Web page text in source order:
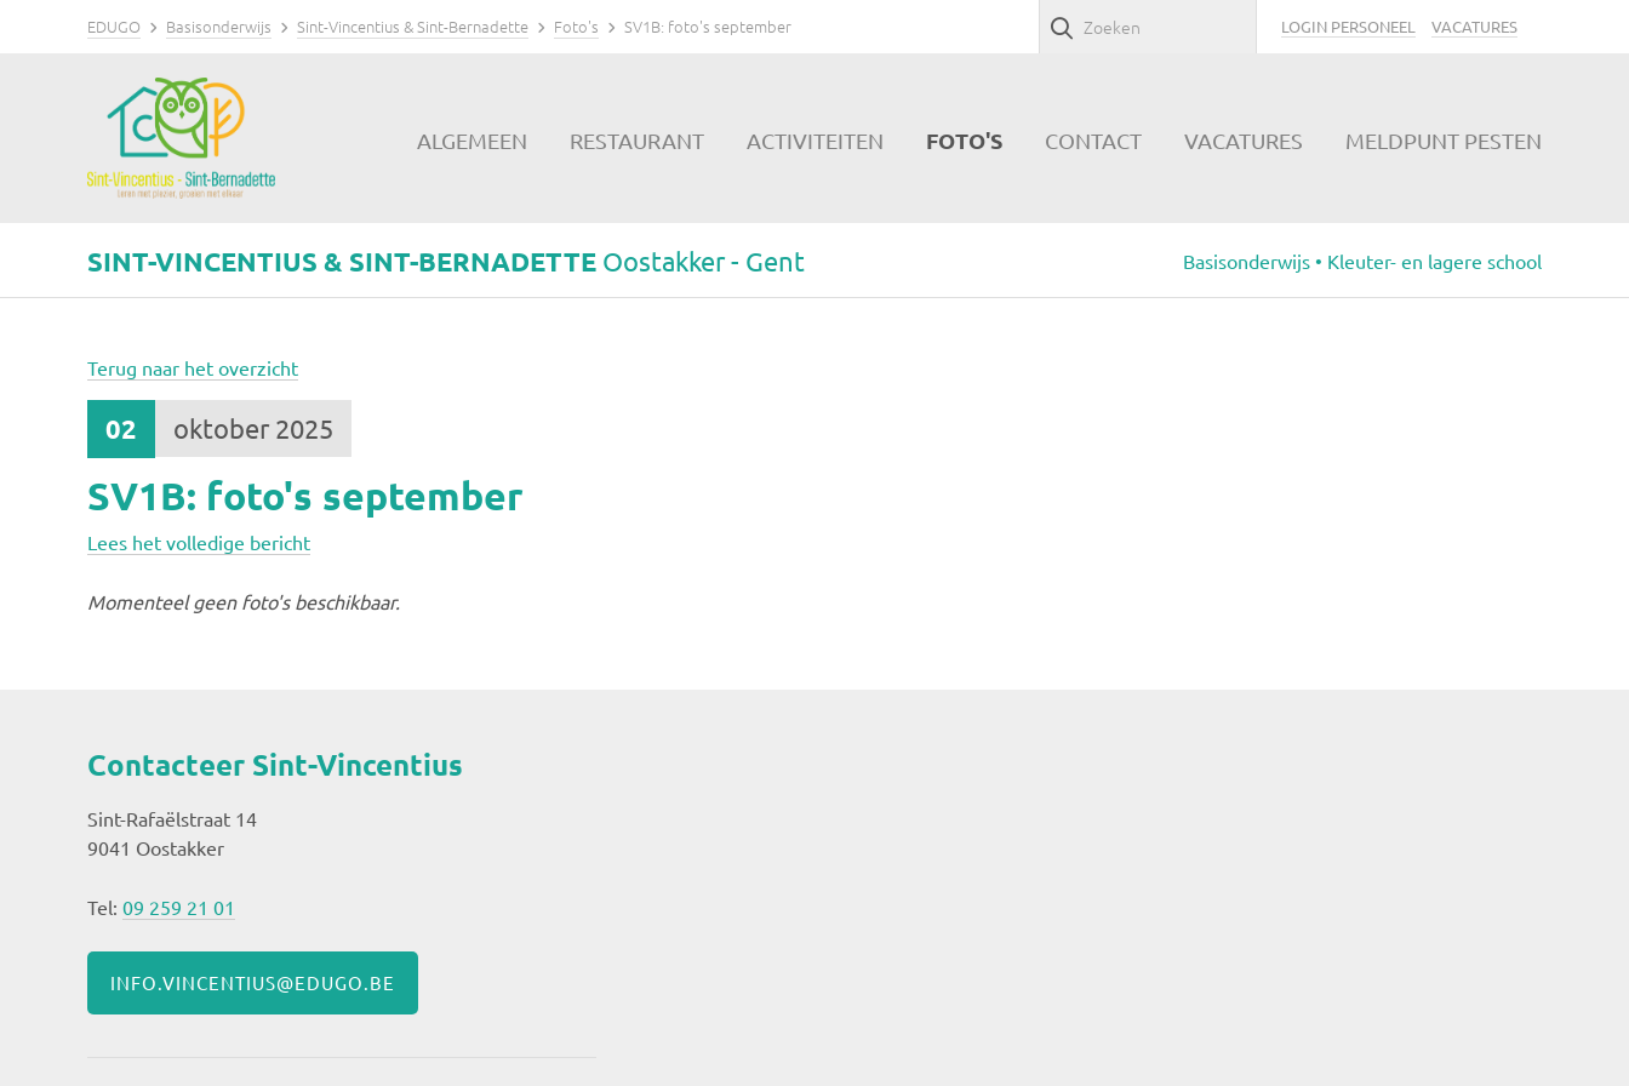
EDUGO Basisonderwijs Sint-Vincentius & Sint-Bernadette Foto's SV1B: foto's september LOGIN PERSONEEL VACATURES
ALGEMEEN RESTAURANT ACTIVITEITEN FOTO'S CONTACT VACATURES MELDPUNT PESTEN
SINT-VINCENTIUS & SINT-BERNADETTE Oostakker - Gent Basisonderwijs • Kleuter- en lagere school
Terug naar het overzicht
02 oktober 2025
SV1B: foto's september
Lees het volledige bericht
Momenteel geen foto's beschikbaar.
Contacteer Sint-Vincentius
Sint-Rafaëlstraat 14
9041 Oostakker
Tel: 09 259 21 01
INFO.VINCENTIUS@EDUGO.BE